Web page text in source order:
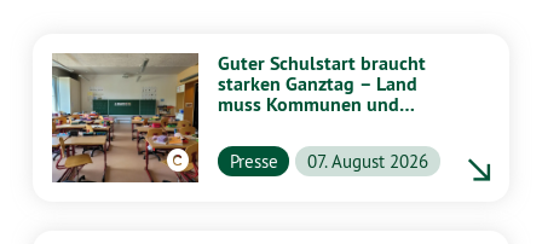
Guter Schulstart braucht
starken Ganztag – Land
muss Kommunen und
unterstützen
Presse 07. August 2026